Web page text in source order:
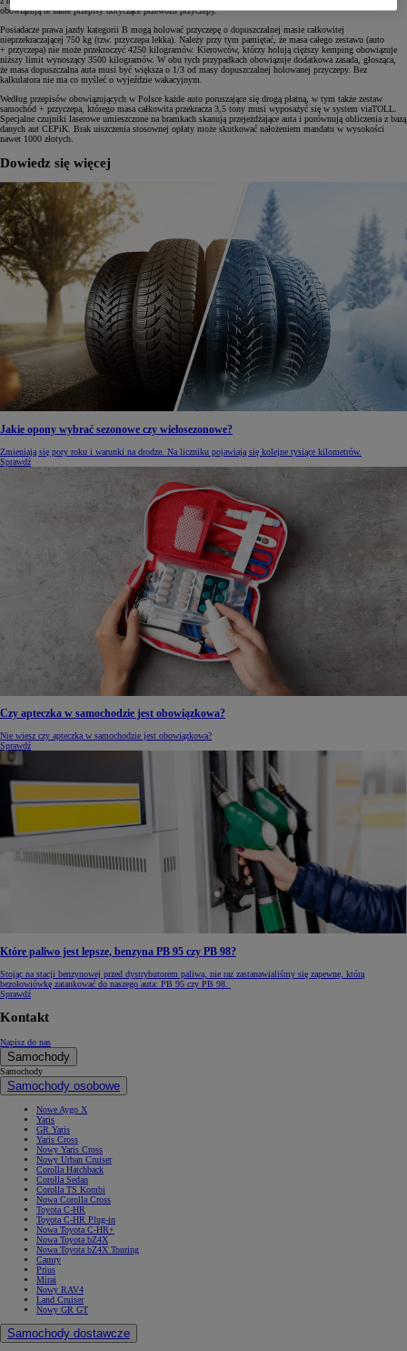
obowiązują te same przepisy dotyczące przewozu przyczepy.
Posiadacze prawa jazdy kategorii B mogą holować przyczepę o dopuszczalnej masie całkowitej
nieprzekraczającej 750 kg (tzw. przyczepa lekka). Należy przy tym pamiętać, że masa całego zestawu (auto
+ przyczepa) nie może przekroczyć 4250 kilogramów. Kierowców, którzy holują cięższy kemping obowiązuje
niższy limit wynoszący 3500 kilogramów. W obu tych przypadkach obowiązuje dodatkowa zasada, głosząca,
że masa dopuszczalna auta musi być większa o 1/3 od masy dopuszczalnej holowanej przyczepy. Bez
kalkulatora nie ma co myśleć o wyjeździe wakacyjnym.
Według przepisów obowiązujących w Polsce każde auto poruszające się drogą płatną, w tym także zestaw
samochód + przyczepa, którego masa całkowita przekracza 3,5 tony musi wyposażyć się w system viaTOLL.
Specjalne czujniki laserowe umieszczone na bramkach skanują przejeżdżające auta i porównują obliczenia z bazą
danych aut CEPiK. Brak uiszczenia stosownej opłaty może skutkować nałożeniem mandatu w wysokości
nawet 1000 złotych.
Dowiedz się więcej
Jakie opony wybrać sezonowe czy wielosezonowe?
Zmieniają się pory roku i warunki na drodze. Na liczniku pojawiają się kolejne tysiące kilometrów.
Sprawdź
Czy apteczka w samochodzie jest obowiązkowa?
Nie wiesz czy apteczka w samochodzie jest obowiązkowa?
Sprawdź
Które paliwo jest lepsze, benzyna PB 95 czy PB 98?
Stojąc na stacji benzynowej przed dystrybutorem paliwa, nie raz zastanawialiśmy się zapewne, którą
bezołowiówkę zatankować do naszego auta: PB 95 czy PB 98.
Sprawdź
Kontakt
Napisz do nas
Samochody
Samochody
Samochody osobowe
Nowe Aygo X
Yaris
GR Yaris
Yaris Cross
Nowy Yaris Cross
Nowy Urban Cruiser
Corolla Hatchback
Corolla Sedan
Corolla TS Kombi
Nowa Corolla Cross
Toyota C-HR
Toyota C-HR Plug-in
Nowa Toyota C-HR+
Nowa Toyota bZ4X
Nowa Toyota bZ4X Touring
Camry
Prius
Mirai
Nowy RAV4
Land Cruiser
Nowy GR GT
Samochody dostawcze